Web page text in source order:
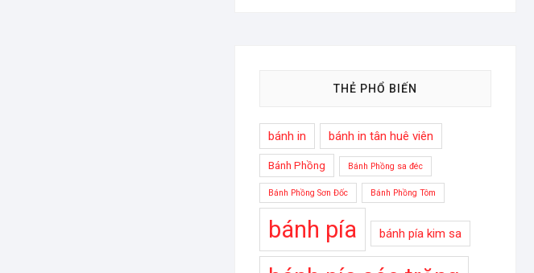
THẺ PHỔ BIẾN
bánh in bánh in tân huê viên
Bánh Phồng Bánh Phồng sa đéc
Bánh Phồng Sơn Đốc Bánh Phồng Tôm
bánh pía bánh pía kim sa